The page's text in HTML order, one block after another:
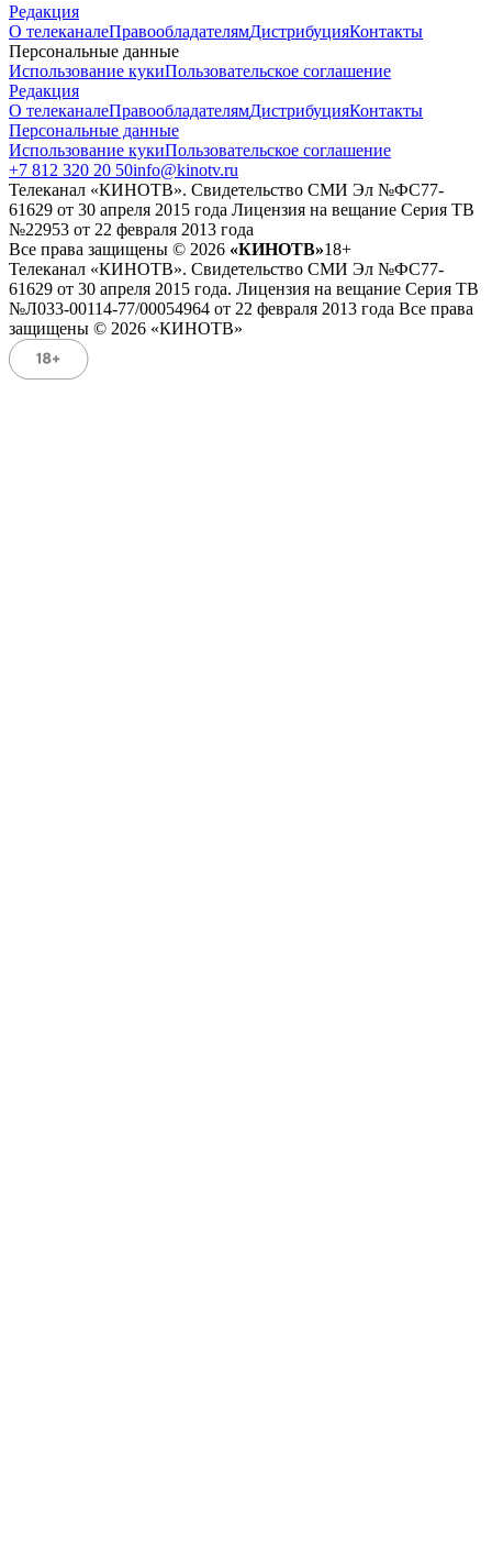
Редакция
О телеканалеПравообладателямДистрибуцияКонтакты
Персональные данные
Использование кукиПользовательское соглашение
Редакция
О телеканалеПравообладателямДистрибуцияКонтакты
Персональные данные
Использование кукиПользовательское соглашение
+7 812 320 20 50info@kinotv.ru
Телеканал «КИНОТВ». Свидетельство СМИ Эл №ФС77-
61629 от 30 апреля 2015 года Лицензия на вещание Серия ТВ
№22953 от 22 февраля 2013 года
Все права защищены © 2026 «КИНОТВ»18+
Телеканал «КИНОТВ». Свидетельство СМИ Эл №ФС77-
61629 от 30 апреля 2015 года. Лицензия на вещание Серия ТВ
№Л033-00114-77/00054964 от 22 февраля 2013 года Все права
защищены © 2026 «КИНОТВ»